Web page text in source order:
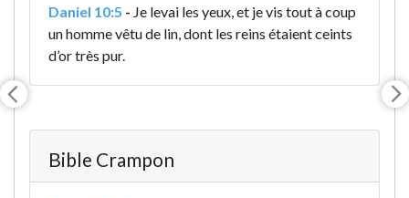
Daniel 10:5 - Je levai les yeux, et je vis tout à coup
un homme vêtu de lin, dont les reins étaient ceints
d’or très pur.
Bible Crampon